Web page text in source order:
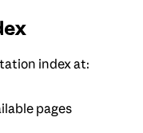
index at:
pages